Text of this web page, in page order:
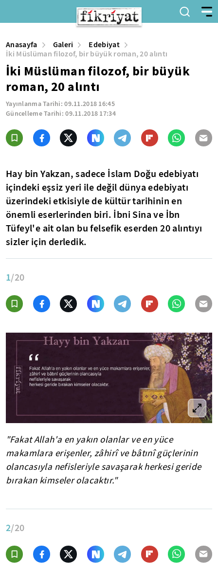
Anasayfa Galeri
Edebiyat
İki Müslüman filozof, bir büyük roman, 20 alıntı
İki Müslüman filozof, bir büyük
roman, 20 alıntı
Yayınlanma Tarihi:09.11.2018 16:45
Güncelleme Tarihi:09.11.2018 17:34
Hay bin Yakzan, sadece İslam Doğu edebiyatı
içindeki eşsiz yeri ile değil dünya edebiyatı
üzerindeki etkisiyle de kültür tarihinin en
önemli eserlerinden biri. İbni Sina ve İbn
Tüfeyl'e ait olan bu felsefik eserden 20 alıntıyı
sizler için derledik.
1/20
"Fakat Allah'a en yakın olanlar ve en yüce
makamlara erişenler, zâhirî ve bâtınî güçlerinin
olancasıyla nefisleriyle savaşarak herkesi geride
bırakan kimseler olacaktır."
2/20